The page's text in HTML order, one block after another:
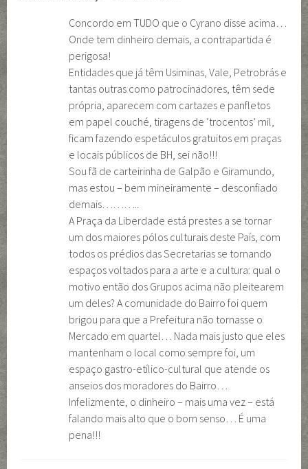
Concordo em TUDO que o Cyrano disse acima…
Onde tem dinheiro demais, a contrapartida é
perigosa!
Entidades que já têm Usiminas, Vale, Petrobrás e
tantas outras como patrocinadores, têm sede
própria, aparecem com cartazes e panfletos
em papel couché, tiragens de ‘trocentos’ mil,
ficam fazendo espetáculos gratuitos em praças
e locais públicos de BH, sei não!!!
Sou fã de carteirinha de Galpão e Giramundo,
mas estou – bem mineiramente – desconfiado
demais………..
A Praça da Liberdade está prestes a se tornar
um dos maiores pólos culturais deste País, com
todos os prédios das Secretarias se tornando
espaços voltados para a arte e a cultura: qual o
motivo então dos Grupos acima não pleitearem
um deles? A comunidade do Bairro foi quem
brigou para que a Prefeitura não tornasse o
Mercado em quartel… Nada mais justo que eles
mantenham o local como sempre foi, um
espaço gastro-etílico-cultural que atende os
anseios dos moradores do Bairro…
Infelizmente, o dinheiro – mais uma vez – está
falando mais alto que o bom senso… É uma
pena!!!